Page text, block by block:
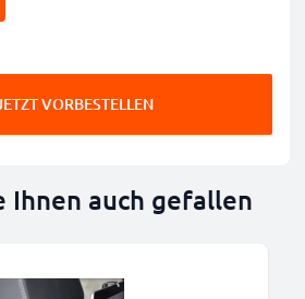
VORBESTELLEN
Ihnen auch gefallen